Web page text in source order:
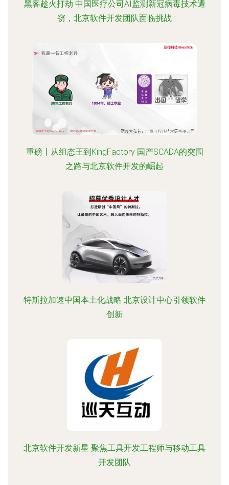
黑客趁火打劫 中国医疗公司AI监测新冠病毒技术遭
窃，北京软件开发团队面临挑战
重磅丨从组态王到KingFactory 国产SCADA的突围
之路与北京软件开发的崛起
特斯拉加速中国本土化战略 北京设计中心引领软件
创新
北京软件开发新星 聚焦工具开发工程师与移动工具
开发团队